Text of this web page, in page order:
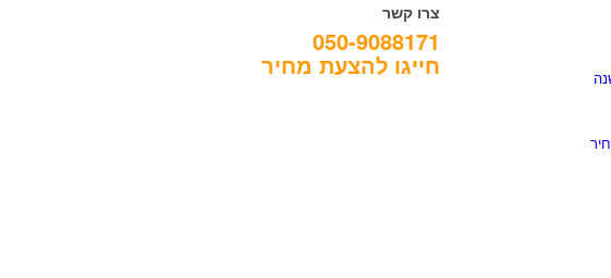
צרו קשר
050-9088171
חייגו להצעת מחיר